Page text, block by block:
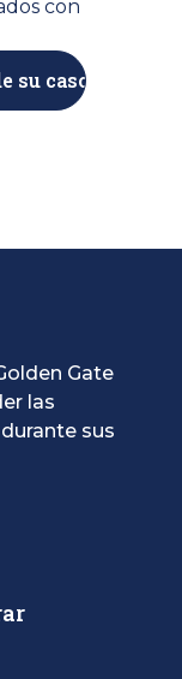
con
Gate
las
sus